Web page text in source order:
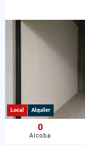
Local Alquiler
0
Alcoba